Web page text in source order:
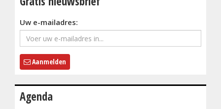
Uw e-mailadres:
Aanmelden
Agenda